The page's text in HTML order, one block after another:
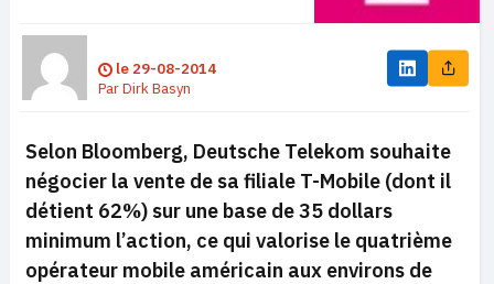
le 29-08-2014
ParDirk Basyn
Selon Bloomberg, Deutsche Telekom souhaite
négocier la vente de sa filiale T-Mobile (dont il
détient 62%) sur une base de 35 dollars
minimum l’action, ce qui valorise le quatrième
opérateur mobile américain aux environs de